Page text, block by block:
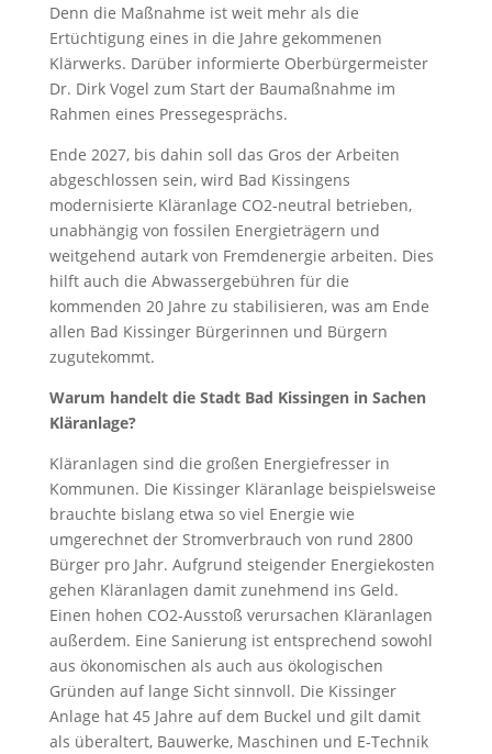
Denn die Maßnahme ist weit mehr als die
Ertüchtigung eines in die Jahre gekommenen
Klärwerks. Darüber informierte Oberbürgermeister
Dr. Dirk Vogel zum Start der Baumaßnahme im
Rahmen eines Pressegesprächs.
Ende 2027, bis dahin soll das Gros der Arbeiten
abgeschlossen sein, wird Bad Kissingens
modernisierte Kläranlage CO2-neutral betrieben,
unabhängig von fossilen Energieträgern und
weitgehend autark von Fremdenergie arbeiten. Dies
hilft auch die Abwassergebühren für die
kommenden 20 Jahre zu stabilisieren, was am Ende
allen Bad Kissinger Bürgerinnen und Bürgern
zugutekommt.
Warum handelt die Stadt Bad Kissingen in Sachen
Kläranlage?
Kläranlagen sind die großen Energiefresser in
Kommunen. Die Kissinger Kläranlage beispielsweise
brauchte bislang etwa so viel Energie wie
umgerechnet der Stromverbrauch von rund 2800
Bürger pro Jahr. Aufgrund steigender Energiekosten
gehen Kläranlagen damit zunehmend ins Geld.
Einen hohen CO2-Ausstoß verursachen Kläranlagen
außerdem. Eine Sanierung ist entsprechend sowohl
aus ökonomischen als auch aus ökologischen
Gründen auf lange Sicht sinnvoll. Die Kissinger
Anlage hat 45 Jahre auf dem Buckel und gilt damit
als überaltert, Bauwerke, Maschinen und E-Technik